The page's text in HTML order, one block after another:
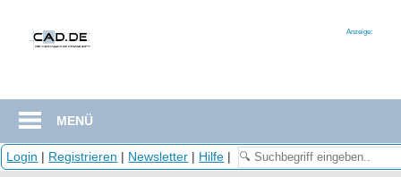
Anzeige:
MENÜ
Login | Registrieren | Newsletter | Hilfe |